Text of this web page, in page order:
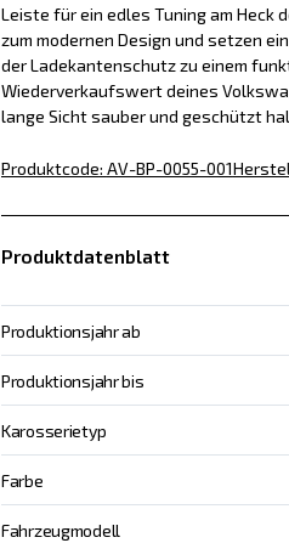
Leiste für ein edles Tuning am Heck
zum modernen Design und setzen
der Ladekantenschutz zu einem
Wiederverkaufswert deines
lange Sicht sauber und geschützt
Produktcode: AV-BP-0055-001
Produktdatenblatt
Produktionsjahr ab
Produktionsjahr bis
Karosserietyp
Farbe
Fahrzeugmodell